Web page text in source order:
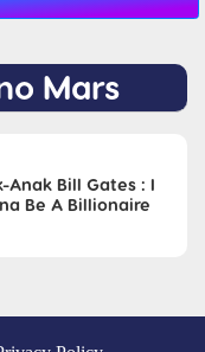
Mars
Anak Bill Gates : I
Be A Billionaire